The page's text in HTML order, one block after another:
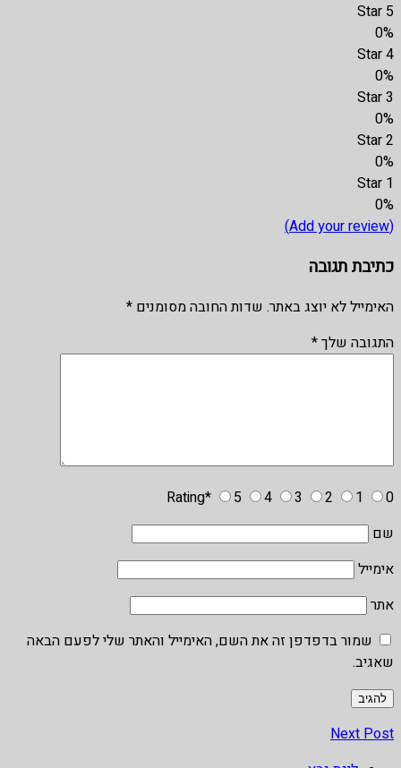
5 Star
0%
4 Star
0%
3 Star
0%
2 Star
0%
1 Star
0%
(Add your review)
כתיבת תגובה
האימייל לא יוצג באתר. שדות החובה מסומנים *
התגובה שלך*
Rating* 5 4 3 2 1
0
שם
אימייל
אתר
שמור בדפדפן זה את השם, האימייל והאתר שלי לפעם הבאה
שאגיב.
Next Post